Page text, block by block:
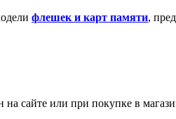
флешек и карт памяти,
сайте или при покупке в